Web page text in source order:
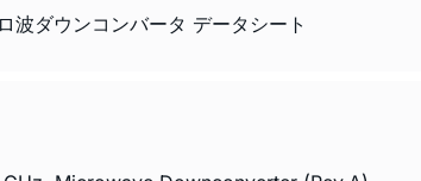
ダウンコンバータ データシート